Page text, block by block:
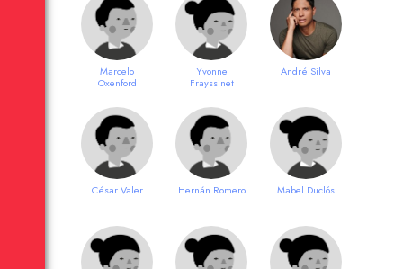
Marcelo
Oxenford
Yvonne
Frayssinet
André Silva
César Valer Hernán Romero Mabel Duclós